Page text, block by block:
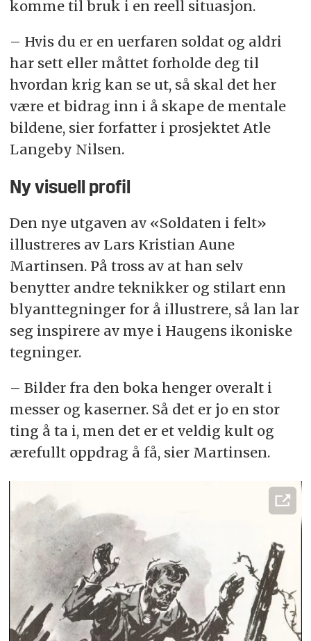
komme til bruk i en reell situasjon.
– Hvis du er en uerfaren soldat og aldri
har sett eller måttet forholde deg til
hvordan krig kan se ut, så skal det her
være et bidrag inn i å skape de mentale
bildene, sier forfatter i prosjektet Atle
Langeby Nilsen.
Ny visuell profil
Den nye utgaven av «Soldaten i felt»
illustreres av Lars Kristian Aune
Martinsen. På tross av at han selv
benytter andre teknikker og stilart enn
blyanttegninger for å illustrere, så lan lar
seg inspirere av mye i Haugens ikoniske
tegninger.
– Bilder fra den boka henger overalt i
messer og kaserner. Så det er jo en stor
ting å ta i, men det er et veldig kult og
ærefullt oppdrag å få, sier Martinsen.